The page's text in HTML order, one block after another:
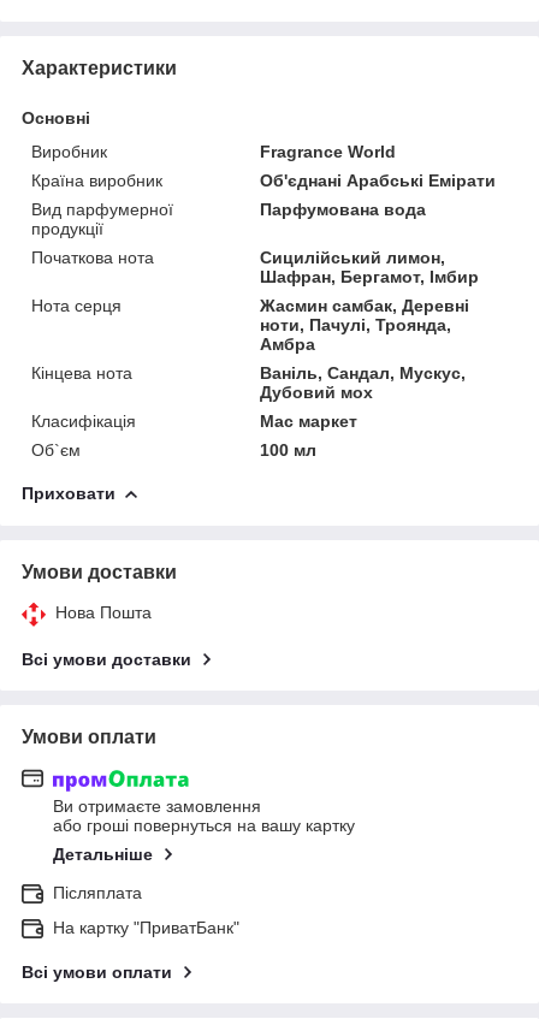
Характеристики
Основні
Виробник
Fragrance World
Країна виробник
Об'єднані Арабські Емірати
Вид парфумерної
продукції
Парфумована вода
Початкова нота
Сицилійський лимон,
Шафран, Бергамот, Імбир
Нота серця
Жасмин самбак, Деревні
ноти, Пачулі, Троянда,
Амбра
Кінцева нота
Ваніль, Сандал, Мускус,
Дубовий мох
Класифікація
Мас маркет
Об`єм
100 мл
Приховати
Умови доставки
Нова Пошта
Всі умови доставки
Умови оплати
Ви отримаєте замовлення
або гроші повернуться на вашу картку
Детальніше
Післяплата
На картку "ПриватБанк"
Всі умови оплати